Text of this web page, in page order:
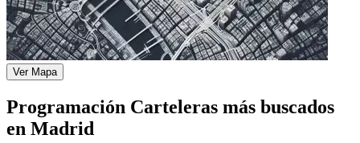
Ver Mapa
Programación Carteleras más buscados
en Madrid